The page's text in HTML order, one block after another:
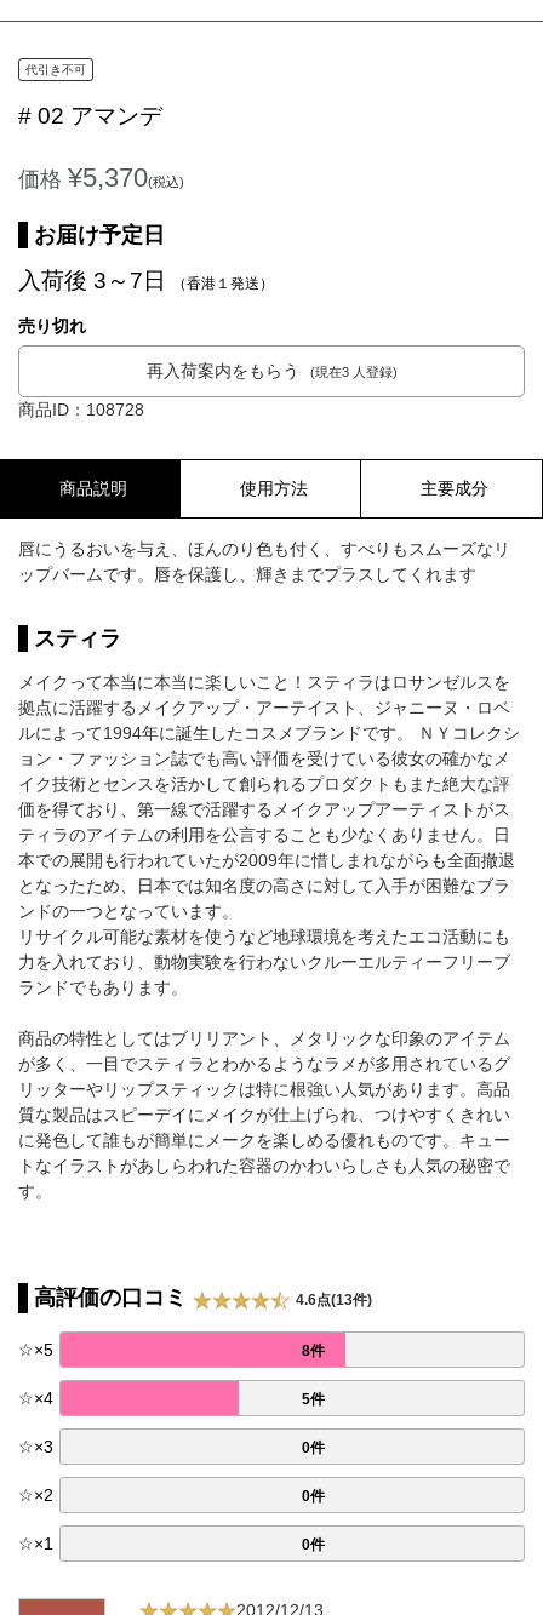
代引き不可
# 02 アマンデ
価格 ¥5,370(税込)
お届け予定日
入荷後 3～7日 （香港１発送）
売り切れ
再入荷案内をもらう (現在3 人登録)
商品ID：108728
商品説明 使用方法 主要成分
唇にうるおいを与え、ほんのり色も付く、すべりもスムーズなリ
ップバームです。唇を保護し、輝きまでプラスしてくれます
スティラ
メイクって本当に本当に楽しいこと！スティラはロサンゼルスを
拠点に活躍するメイクアップ・アーテイスト、ジャニーヌ・ロベ
ルによって1994年に誕生したコスメブランドです。 ＮＹコレクシ
ョン・ファッション誌でも高い評価を受けている彼女の確かなメ
イク技術とセンスを活かして創られるプロダクトもまた絶大な評
価を得ており、第一線で活躍するメイクアップアーティストがス
ティラのアイテムの利用を公言することも少なくありません。日
本での展開も行われていたが2009年に惜しまれながらも全面撤退
となったため、日本では知名度の高さに対して入手が困難なブラ
ンドの一つとなっています。
リサイクル可能な素材を使うなど地球環境を考えたエコ活動にも
力を入れており、動物実験を行わないクルーエルティーフリーブ
ランドでもあります。
商品の特性としてはブリリアント、メタリックな印象のアイテム
が多く、一目でスティラとわかるようなラメが多用されているグ
リッターやリップスティックは特に根強い人気があります。高品
質な製品はスピーデイにメイクが仕上げられ、つけやすくきれい
に発色して誰もが簡単にメークを楽しめる優れものです。キュー
トなイラストがあしらわれた容器のかわいらしさも人気の秘密で
す。
高評価の口コミ 4.6点(13件)
☆×5 8件
☆×4 5件
☆×3 0件
☆×2 0件
☆×1 0件
2012/12/13